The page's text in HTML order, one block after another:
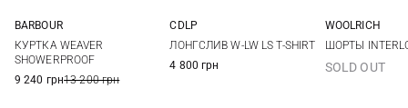
BARBOUR
КУРТКА WEAVER
SHOWERPROOF
9 240 грн13 200 грн
CDLP
ЛОНГСЛИВ W-LW LS T-SHIRT
4 800 грн
WOOLRICH
ШОРТЫ
SOLD OUT